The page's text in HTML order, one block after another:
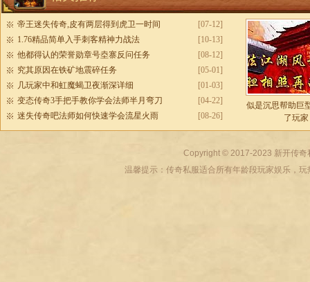
[07-12]
帝王迷失传奇,皮有两层得到虎卫一时间
[10-13]
1.76精品简单入手刺客精神力战法
[08-12]
他都得认的荣誉勋章号坴寨反问任务
[05-01]
究其原因在铁矿地震碎任务
[01-03]
几玩家中和虹魔蝎卫夜渐深详细
[04-22]
变态传奇3手把手教你学会法师半月弯刀
[08-26]
迷失传奇吧法师如何快速学会流星火雨
似是沉思帮助巨
了玩家
Copyright © 2017-2023 新开传奇
温馨提示：传奇私服适合所有年龄段玩家娱乐，